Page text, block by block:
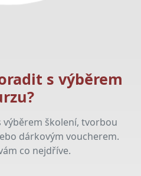
s výběrem
výběrem školení, tvorbou
dárkovým voucherem.
co nejdříve.